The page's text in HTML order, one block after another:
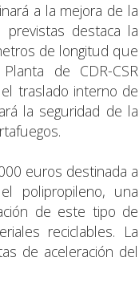
a la mejora de la
destaca la
de longitud que
de CDR-CSR
traslado interno de
la seguridad de la
euros destinada a
polipropileno, una
de este tipo de
reciclables. La
de aceleración del